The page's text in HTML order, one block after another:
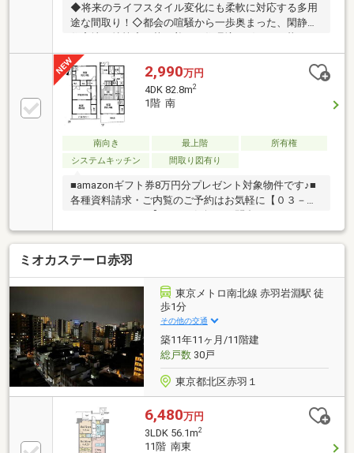
◆将来のライフスタイル変化にも柔軟に対応する多用
途な間取り！◇都会の喧騒から一歩奥まった、閑静な
住宅地の特等席。落ち着いた住環境で穏やかな暮らし
を実現！◆暮らしに便利な赤羽駅周辺♪◇両方道路で
開放感のある暮らしを実現!
◇◆◇◆◇◆◇◆◇◆◇◆◇◆◇◆◇◆◇◆◇◆【ラ
イフプラン】本物件においての住宅ローンシュミレー
ションはもちろん、本物件購入後１０年～２０年後の
ライフサイクルの変化を見据えた長期的なライフプラ
ンシュミレーションを実施します。【物件調査報告
書】本物件に関する独自の物件調査報告書を作成しま
る事項を色々な角度
2,990万円
4DK 82.8m2
1階 南
南向き 最上階
所有権
システムキッチン
間取り図有り
■amazonギフト券8万円分プレゼント対象物件です♪■
各種資料請求・ご内覧のご予約はお気軽に【０３－５
７９７－７９９１】までお気軽にお問合せください♪
ミオカステーロ赤羽
東京メトロ南北線 赤羽岩淵駅 徒
歩1分
その他の交通
築11年11ヶ月/11階建
総戸数30戸
東京都北区赤羽１
6,480万円
3LDK 56.1m2
11階 南東